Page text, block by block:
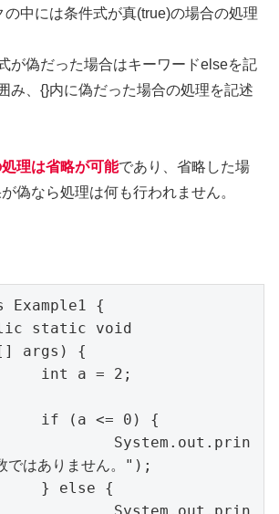
の中には条件式が真(true)の場合の処理
が偽だった場合はキーワードelseを記
み、{}内に偽だった場合の処理を記述
理は省略が可能であり、省略した場
偽なら処理は何も行われません。
{
args) {
はありません。");